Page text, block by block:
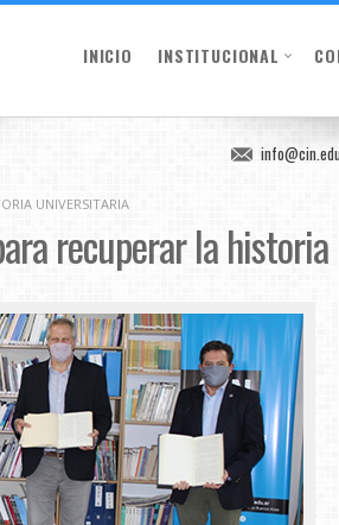
INICIO INSTITUCIONAL
UNIVERSITARIA
recuperar la